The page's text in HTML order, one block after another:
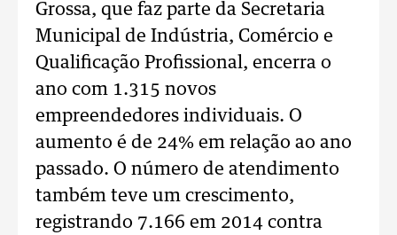
Grossa, que faz parte da Secretaria
Municipal de Indústria, Comércio e
Qualificação Profissional, encerra o
ano com 1.315 novos
empreendedores individuais. O
aumento é de 24% em relação ao ano
passado. O número de atendimento
também teve um crescimento,
registrando 7.166 em 2014 contra